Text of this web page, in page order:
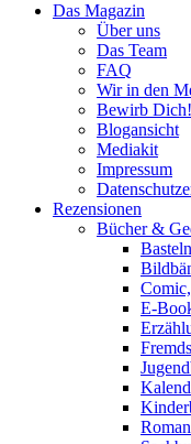
Das Magazin
Über uns
Das Team
FAQ
Wir in den
Bewirb Dich!
Blogansicht
Mediakit
Impressum
Rezensionen
Bücher &
E-